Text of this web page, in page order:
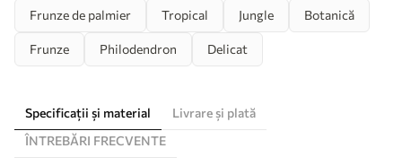
Frunze de palmier Tropical Jungle Botanică
Frunze Philodendron Delicat
Specificații și material
Livrare și plată
ÎNTREBĂRI FRECVENTE